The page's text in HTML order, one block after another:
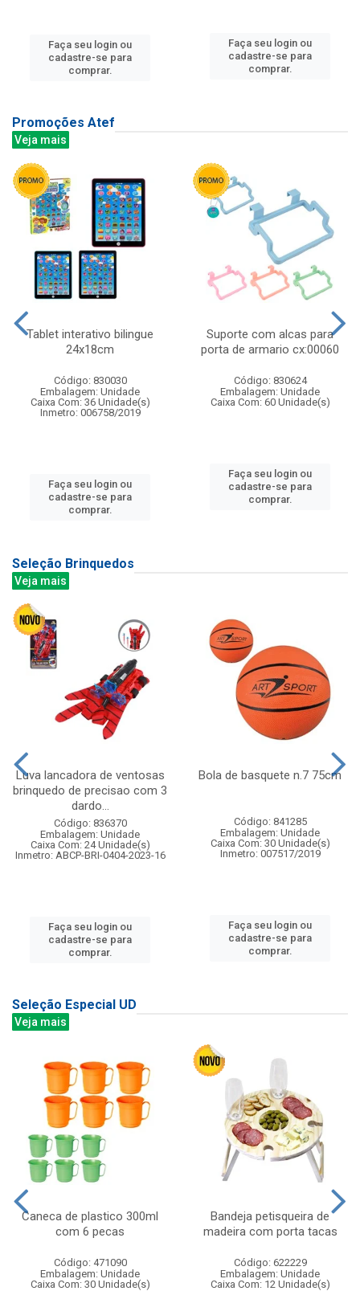
Faça seu login ou
cadastre-se para
comprar.
Faça seu login ou
cadastre-se para
comprar.
Promoções Atef
Veja mais
Tablet interativo bilingue
24x18cm
Código: 830030
Embalagem: Unidade
Caixa Com: 36 Unidade(s)
Inmetro: 006758/2019
Faça seu login ou
cadastre-se para
comprar.
Suporte com alcas para
porta de armario cx:00060
Código: 830624
Embalagem: Unidade
Caixa Com: 60 Unidade(s)
Faça seu login ou
cadastre-se para
comprar.
Seleção Brinquedos
Veja mais
Luva lancadora de ventosas
brinquedo de precisao com 3
dardo...
Código: 836370
Embalagem: Unidade
Caixa Com: 24 Unidade(s)
Inmetro: ABCP-BRI-0404-2023-16
Faça seu login ou
cadastre-se para
comprar.
Bola de basquete n.7 75cm
Código: 841285
Embalagem: Unidade
Caixa Com: 30 Unidade(s)
Inmetro: 007517/2019
Faça seu login ou
cadastre-se para
comprar.
Seleção Especial UD
Veja mais
Caneca de plastico 300ml
com 6 pecas
Código: 471090
Embalagem: Unidade
Caixa Com: 30 Unidade(s)
Bandeja petisqueira de
madeira com porta tacas
Código: 622229
Embalagem: Unidade
Caixa Com: 12 Unidade(s)